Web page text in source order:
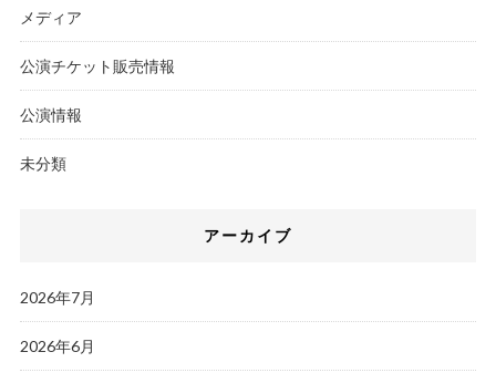
メディア
公演チケット販売情報
公演情報
未分類
アーカイブ
2026年7月
2026年6月